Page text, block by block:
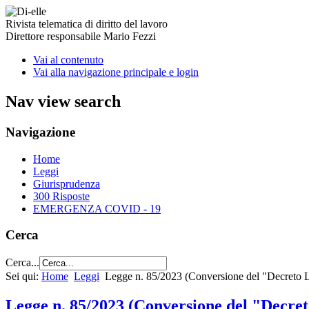
Rivista telematica di diritto del lavoro
Direttore responsabile Mario Fezzi
Vai al contenuto
Vai alla navigazione principale e login
Nav view search
Navigazione
Home
Leggi
Giurisprudenza
300 Risposte
EMERGENZA COVID - 19
Cerca
Cerca...
Sei qui: Home Leggi Legge n. 85/2023 (Conversione del "Decreto